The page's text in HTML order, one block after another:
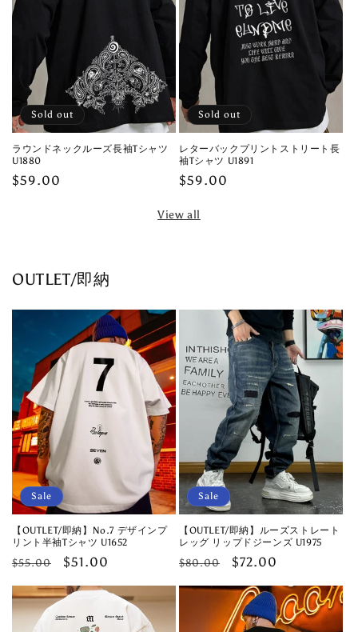
Sold out
ラウンドネックルーズ長袖Tシャツ
U1880
Regular
$59.00
Sold out
レターバックプリントストリート長
袖Tシャツ U1891
Regular
$59.00
View all
OUTLET/即納
Sale
【OUTLET/即納】No.7 デザインプ
リント半袖Tシャツ U1652
Regular
$55.00
Sale
$51.00
Sale
【OUTLET/即納】ルーズストレート
レッグ リップドジーンズ U1975
Regular
$80.00
Sale
$72.00